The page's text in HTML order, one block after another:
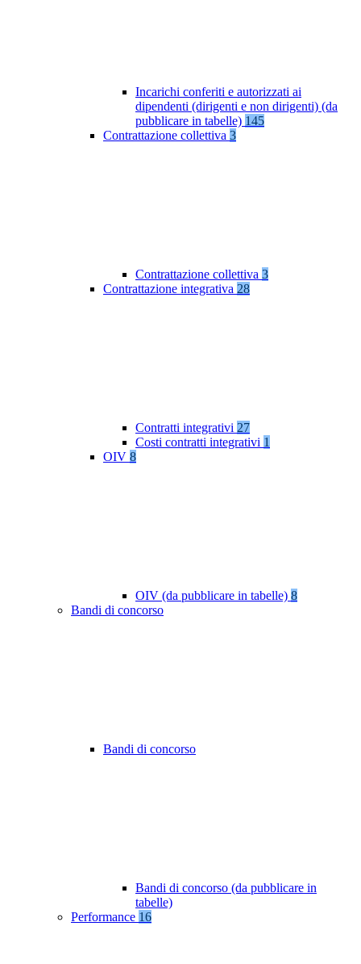
Incarichi conferiti e autorizzati ai
dipendenti (dirigenti e non dirigenti) (da
pubblicare in tabelle) 145
Contrattazione collettiva 3
Contrattazione collettiva 3
Contrattazione integrativa 28
Contratti integrativi 27
Costi contratti integrativi 1
OIV 8
OIV (da pubblicare in tabelle) 8
Bandi di concorso
Bandi di concorso
Bandi di concorso (da pubblicare in
tabelle)
Performance 16